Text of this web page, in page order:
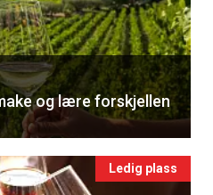
og lære forskjellen
Ledig plass